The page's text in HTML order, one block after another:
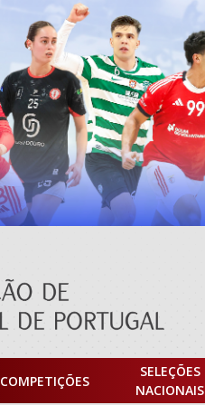
COMPETIÇÕES
SELEÇÕES
NACIONAIS